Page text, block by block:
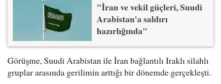
"İran ve vekil güçleri, Suudi
Arabistan'a saldırı
hazırlığında"
Görüşme, Suudi Arabistan ile İran bağlantılı Iraklı silahlı
gruplar arasında gerilimin arttığı bir dönemde gerçekleşti.